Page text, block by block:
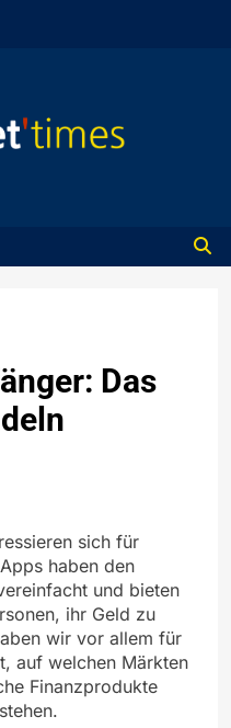
Das
sich für
haben den
und bieten
ihr Geld zu
wir vor allem für
auf welchen Märkten
Finanzprodukte